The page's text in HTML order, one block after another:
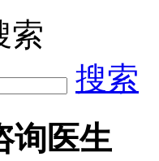
索
搜索
询医生